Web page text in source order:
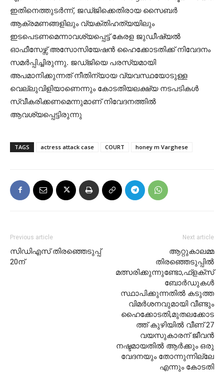
ഇതിനെത്തുടർന്ന്, ജഡ്‌ജിക്കെതിരായ സൈബർ
ആക്രമണങ്ങളിലും വ്യക്തിഹത്യയിലും
ഇടപെടണമെന്നാവശ്യപ്പെട്ട് കേരള ജുഡീഷ്യൽ
ഓഫീസേഴ്സ് അസോസിയേഷൻ ഹൈക്കോടതിക്ക് നിവേദനം
സമർപ്പിച്ചിരുന്നു. ജഡ്‌ജിയെ പരസ്യമായി
അപമാനിക്കുന്നത് നീതിന്യായ വ്യവസ്ഥയോടുള്ള
വെല്ലുവിളിയാണെന്നും കോടതിയലക്ഷ്യ നടപടികൾ
സ്വീകരിക്കണമെന്നുമാണ് നിവേദനത്തിൽ
ആവശ്യപ്പെട്ടിരുന്നു
TAGS actress attack case COURT honey m Varghese
Previous article
സിഡിഎസ് തിരഞ്ഞെടുപ്പ്
20ന്
Next article
ആറ്റുകാലമ്മ
തിരഞ്ഞെടുപ്പില്‍
മത്സരിക്കുന്നുണ്ടോ,ഫ്‌ളക്‌സ്
ബോര്‍ഡുകള്‍
സ്ഥാപിക്കുന്നതില്‍ കടുത്ത
വിമര്‍ശനവുമായി വീണ്ടും
ഹൈക്കോടതി,മുതലക്കോട
ത്ത് കുഴിയില്‍ വീണ് 27
വയസുകാരന് ജീവന്‍
നഷ്ടമായതിൽ ആര്‍ക്കും ഒരു
വേദനയും തോന്നുന്നില്ലേ
എന്നും കോടതി